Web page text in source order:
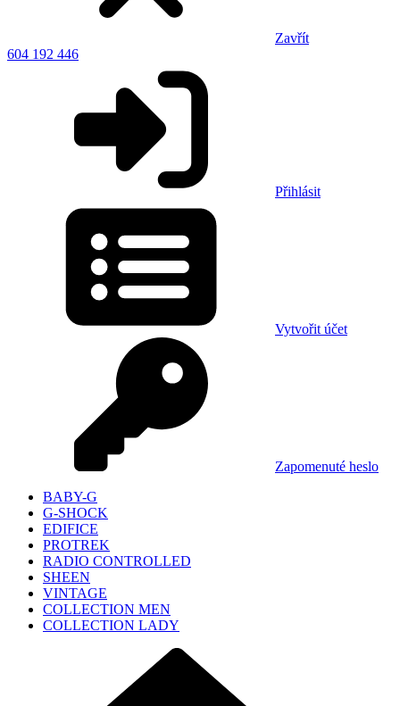
Zavřít
604 192 446
Přihlásit
Vytvořit účet
Zapomenuté heslo
BABY-G
G-SHOCK
EDIFICE
PROTREK
RADIO CONTROLLED
SHEEN
VINTAGE
COLLECTION MEN
COLLECTION LADY